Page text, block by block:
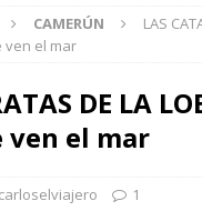
CAMERÚN
LAS
ven el mar
DE LA
ven el mar
carloselviajero 1